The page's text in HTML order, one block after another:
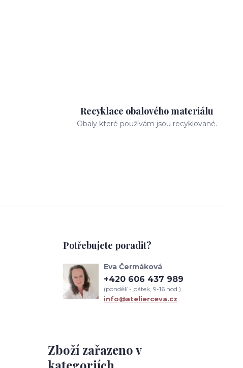
Recyklace obalového materiálu
Obaly které používám jsou recyklované.
Zboží zařazeno v
Potřebujete poradit?
Eva Čermáková
+420 606 437 989
(pondělí - pátek, 9-16 hod.)
info@atelierceva.cz